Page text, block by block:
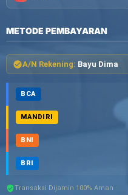
METODE PEMBAYARAN
A/N Rekening: Bayu Dima
BCA
MANDIRI
BNI
BRI
Transaksi Dijamin 100% Aman